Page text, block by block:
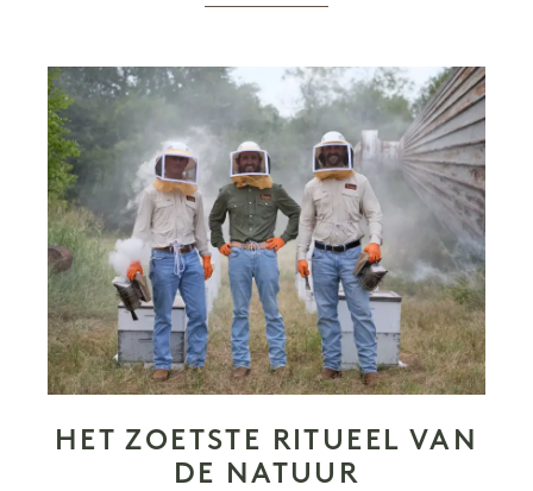
HET ZOETSTE RITUEEL VAN
DE NATUUR